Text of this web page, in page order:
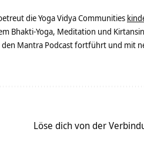
die Yoga Vidya Communities
Bhakti-Yoga, Meditation und
Mantra Podcast fortführt und mit
Löse dich von der